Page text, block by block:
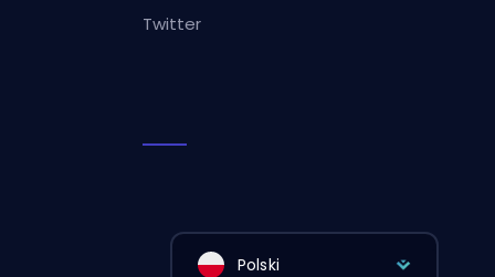
Twitter
Polski